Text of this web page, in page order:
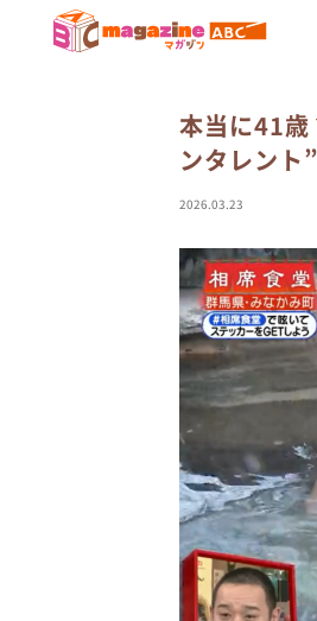
新着 インタ
本当に41歳
ンタレント
2026.03.23